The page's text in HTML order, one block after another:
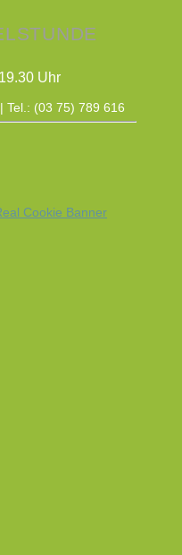
Uhr
Tel.: (03 75) 789 616
Cookie Banner